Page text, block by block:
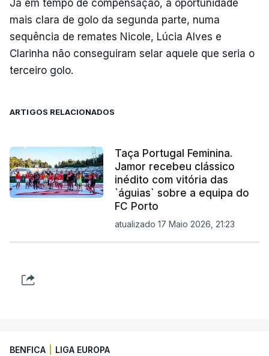
Já em tempo de compensação, a oportunidade
mais clara de golo da segunda parte, numa
sequência de remates Nicole, Lúcia Alves e
Clarinha não conseguiram selar aquele que seria o
terceiro golo.
ARTIGOS RELACIONADOS
Taça Portugal Feminina.
Jamor recebeu clássico
inédito com vitória das
`águias` sobre a equipa do
FC Porto
atualizado 17 Maio 2026, 21:23
BENFICA LIGA EUROPA